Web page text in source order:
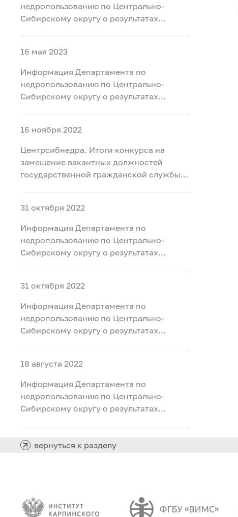
недропользованию по Центрально-
Сибирскому округу о результатах
16 мая 2023
Информация Департамента по
недропользованию по Центрально-
Сибирскому округу о результатах
16 ноября 2022
Центрсибнедра. Итоги конкурса на
замещение вакантных должностей
государственной гражданской службы и
31 октября 2022
Информация Департамента по
недропользованию по Центрально-
Сибирскому округу о результатах
31 октября 2022
Информация Департамента по
недропользованию по Центрально-
Сибирскому округу о результатах
18 августа 2022
Информация Департамента по
недропользованию по Центрально-
Сибирскому округу о результатах
вернуться к разделу